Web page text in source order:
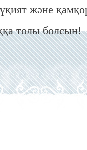
және
толы болсын!